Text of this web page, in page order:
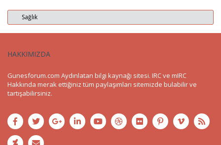
Sağlık
HAKKIMIZDA
Gunesforum.com Aydınlatan bilgi kaynağı sitesi. IRC ve mIRC
Hakkında merak ettiğiniz tüm paylaşımları sitemizde bulabilir ve
tartışabilirsiniz.